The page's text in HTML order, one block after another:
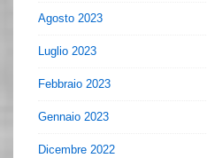
Agosto 2023
Luglio 2023
Febbraio 2023
Gennaio 2023
Dicembre 2022